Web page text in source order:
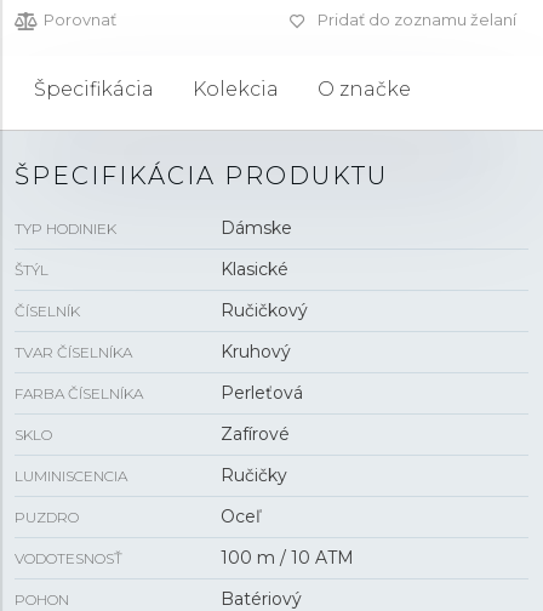
Porovnať Pridať do zoznamu želaní
Špecifikácia Kolekcia O značke
ŠPECIFIKÁCIA PRODUKTU
TYP HODINIEK Dámske
ŠTÝL Klasické
ČÍSELNÍK Ručičkový
TVAR ČÍSELNÍKA Kruhový
FARBA ČÍSELNÍKA Perleťová
SKLO Zafírové
LUMINISCENCIA Ručičky
PUZDRO Oceľ
VODOTESNOSŤ 100 m / 10 ATM
POHON Batériový